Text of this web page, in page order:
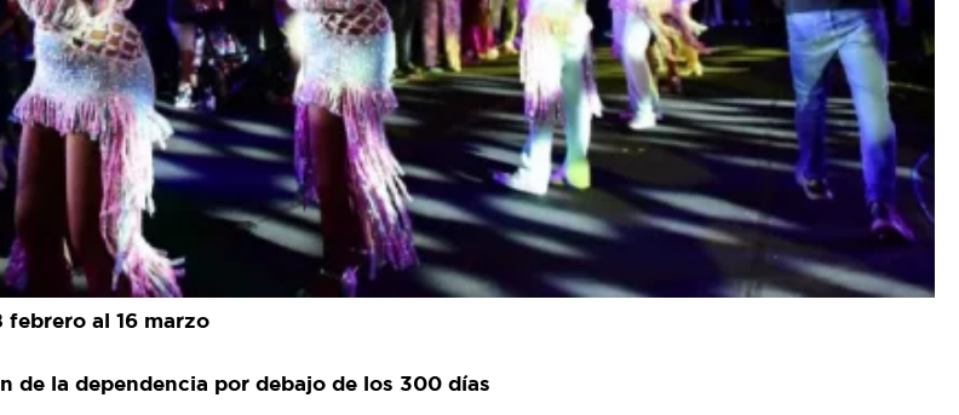
febrero al 16 marzo
de la dependencia por debajo de los 300 días